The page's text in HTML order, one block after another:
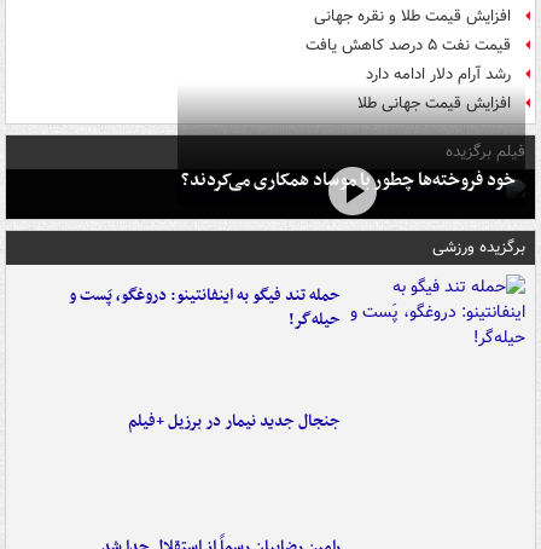
افزایش قیمت طلا و نقره جهانی
قیمت نفت ۵ درصد کاهش یافت
رشد آرام دلار ادامه دارد
افزایش قیمت جهانی طلا
فیلم برگزیده
خود فروخته‌ها چطور با موساد همکاری می‌کردند؟
برگزیده ورزشی
حمله تند فیگو به اینفانتینو: دروغگو، پَست‌ و
حیله‌گر!
جنجال جدید نیمار در برزیل +فیلم